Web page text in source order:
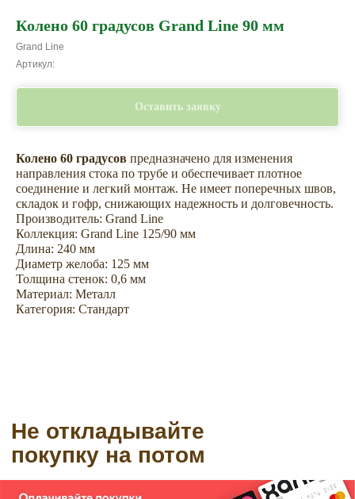
Колено 60 градусов Grand Line 90 мм
Grand Line
Артикул:
Оставить заявку
Колено 60 градусов предназначено для изменения
направления стока по трубе и обеспечивает плотное
соединение и легкий монтаж. Не имеет поперечных швов,
складок и гофр, снижающих надежность и долговечность.
Производитель: Grand Line
Коллекция: Grand Line 125/90 мм
Длина: 240 мм
Диаметр желоба: 125 мм
Толщина стенок: 0,6 мм
Материал: Металл
Категория: Стандарт
Не откладывайте
покупку на потом